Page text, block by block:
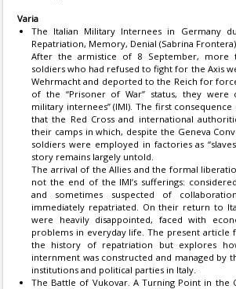
Varia
The Italian Military Internees in Germany
Repatriation, Memory, Denial (Sabrina Frontera)
After the armistice of 8 September, more
soldiers who had refused to fight for the Axis
Wehrmacht and deported to the Reich for
of the “Prisoner of War” status, they were
military internees” (IMI). The first
that the Red Cross and international
their camps in which, despite the Geneva
soldiers were employed in factories as
story remains largely untold.
The arrival of the Allies and the formal
not the end of the IMI’s sufferings:
and sometimes suspected of
immediately repatriated. On their return to
were heavily disappointed, faced with
problems in everyday life. The present article
the history of repatriation but explores
internment was constructed and managed by
institutions and political parties in Italy.
The Battle of Vukovar. A Turning Point in the